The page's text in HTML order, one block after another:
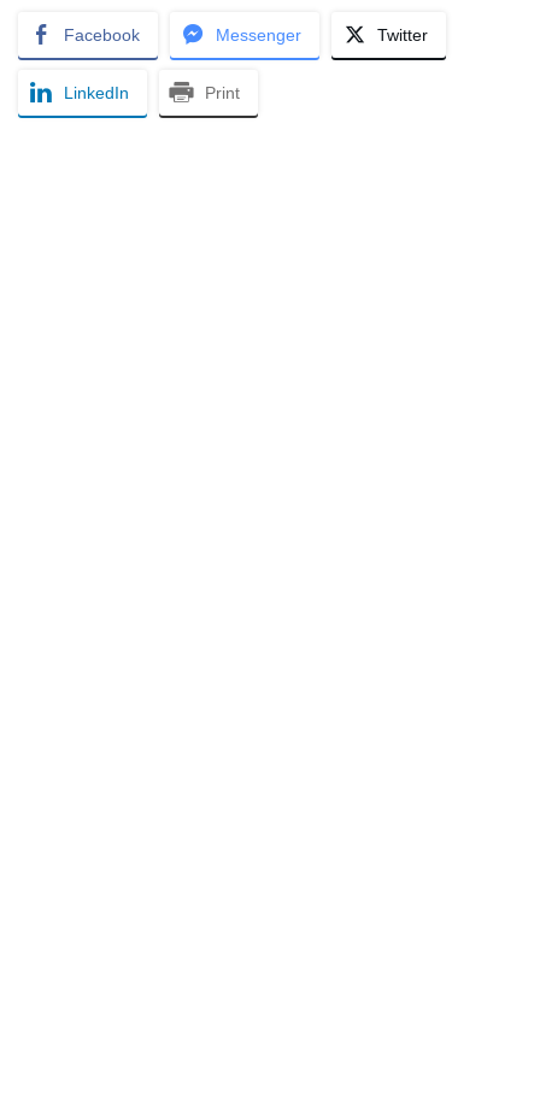
Facebook Messenger Twitter
LinkedIn Print